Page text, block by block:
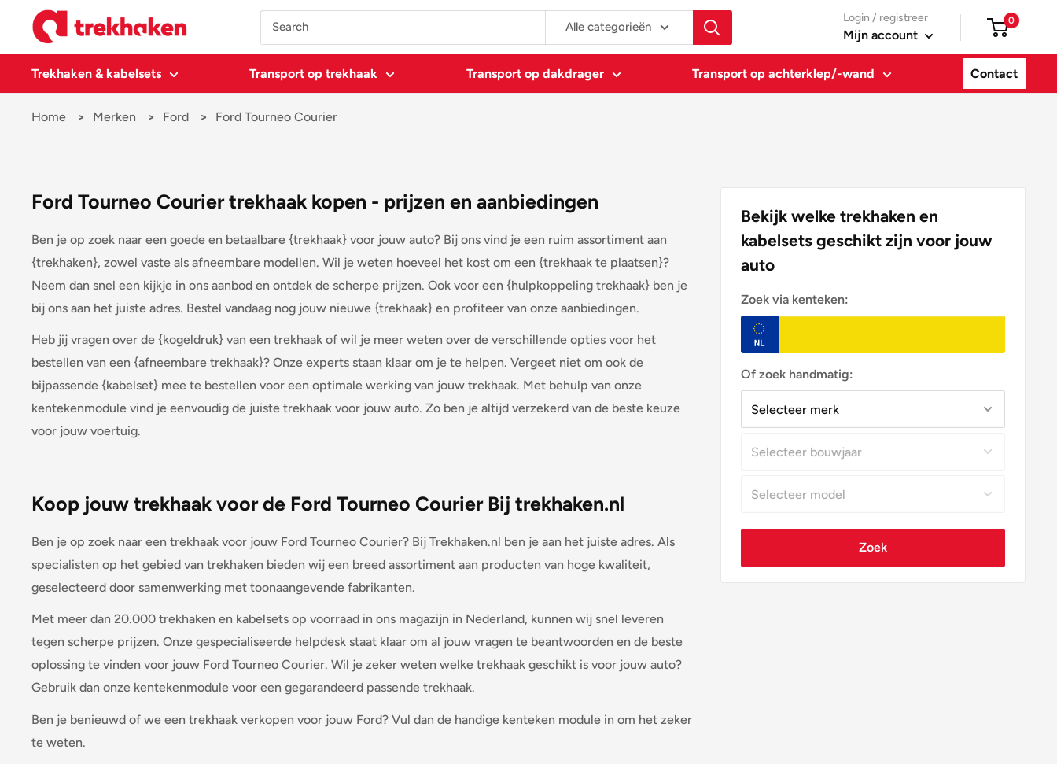
Doorgaan
artikel
Trekhaken
Alle categorieën
Login / registreer
Mijn account
0
Trekhaken & kabelsets Transport op trekhaak Transport op dakdrager Transport op achterklep/-wand Contact
Home Merken Ford Ford Tourneo Courier
Ford Tourneo Courier trekhaak kopen - prijzen en aanbiedingen
Ben je op zoek naar een goede en betaalbare {trekhaak} voor jouw auto? Bij ons vind je een ruim assortiment aan
{trekhaken}, zowel vaste als afneembare modellen. Wil je weten hoeveel het kost om een {trekhaak te plaatsen}?
Neem dan snel een kijkje in ons aanbod en ontdek de scherpe prijzen. Ook voor een {hulpkoppeling trekhaak} ben je
bij ons aan het juiste adres. Bestel vandaag nog jouw nieuwe {trekhaak} en profiteer van onze aanbiedingen.
Heb jij vragen over de {kogeldruk} van een trekhaak of wil je meer weten over de verschillende opties voor het
bestellen van een {afneembare trekhaak}? Onze experts staan klaar om je te helpen. Vergeet niet om ook de
bijpassende {kabelset} mee te bestellen voor een optimale werking van jouw trekhaak. Met behulp van onze
kentekenmodule vind je eenvoudig de juiste trekhaak voor jouw auto. Zo ben je altijd verzekerd van de beste keuze
voor jouw voertuig.
Koop jouw trekhaak voor de Ford Tourneo Courier Bij trekhaken.nl
Ben je op zoek naar een trekhaak voor jouw Ford Tourneo Courier? Bij Trekhaken.nl ben je aan het juiste adres. Als
specialisten op het gebied van trekhaken bieden wij een breed assortiment aan producten van hoge kwaliteit,
geselecteerd door samenwerking met toonaangevende fabrikanten.
Met meer dan 20.000 trekhaken en kabelsets op voorraad in ons magazijn in Nederland, kunnen wij snel leveren
tegen scherpe prijzen. Onze gespecialiseerde helpdesk staat klaar om al jouw vragen te beantwoorden en de beste
oplossing te vinden voor jouw Ford Tourneo Courier. Wil je zeker weten welke trekhaak geschikt is voor jouw auto?
Gebruik dan onze kentekenmodule voor een gegarandeerd passende trekhaak.
Ben je benieuwd of we een trekhaak verkopen voor jouw Ford? Vul dan de handige kenteken module in om het zeker
te weten.
Bekijk welke trekhaken en
kabelsets geschikt zijn voor jouw
auto
Zoek via kenteken:
Of zoek handmatig:
Zoek